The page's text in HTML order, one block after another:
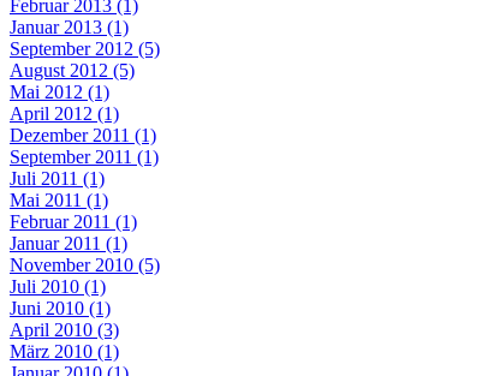
Februar 2013 (1)
Januar 2013 (1)
September 2012 (5)
August 2012 (5)
Mai 2012 (1)
April 2012 (1)
Dezember 2011 (1)
September 2011 (1)
Juli 2011 (1)
Mai 2011 (1)
Februar 2011 (1)
Januar 2011 (1)
November 2010 (5)
Juli 2010 (1)
Juni 2010 (1)
April 2010 (3)
März 2010 (1)